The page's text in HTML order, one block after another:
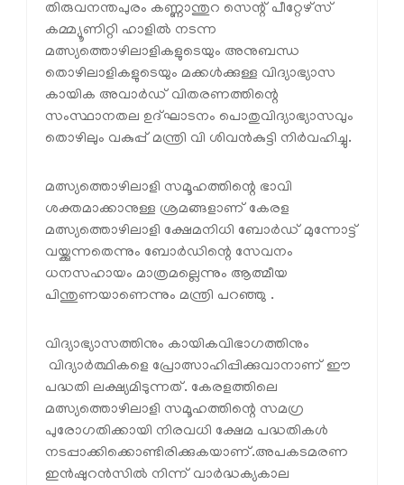
തിരുവനന്തപുരം കണ്ണാന്തുറ സെന്റ് പീറ്റേഴ്‌സ്
കമ്മ്യൂണിറ്റി ഹാളിൽ നടന്ന
മത്സ്യത്തൊഴിലാളികളുടെയും അനുബന്ധ
തൊഴിലാളികളുടെയും മക്കൾക്കുള്ള വിദ്യാഭ്യാസ
കായിക അവാർഡ് വിതരണത്തിന്റെ
സംസ്ഥാനതല ഉദ്ഘാടനം പൊതുവിദ്യാഭ്യാസവും
തൊഴിലും വകുപ്പ് മന്ത്രി വി ശിവൻകുട്ടി നിർവഹിച്ചു.
മത്സ്യത്തൊഴിലാളി സമൂഹത്തിന്റെ ഭാവി
ശക്തമാക്കാനുള്ള ശ്രമങ്ങളാണ് കേരള
മത്സ്യത്തൊഴിലാളി ക്ഷേമനിധി ബോർഡ് മുന്നോട്ട്
വയ്ക്കുന്നതെന്നും ബോർഡിന്റെ സേവനം
ധനസഹായം മാത്രമല്ലെന്നും ആത്മീയ
പിന്തുണയാണെന്നും മന്ത്രി പറഞ്ഞു .
വിദ്യാഭ്യാസത്തിനും കായികവിഭാഗത്തിനും
വിദ്യാർത്ഥികളെ പ്രോത്സാഹിപ്പിക്കുവാനാണ് ഈ
പദ്ധതി ലക്ഷ്യമിടുന്നത്. കേരളത്തിലെ
മത്സ്യത്തൊഴിലാളി സമൂഹത്തിന്റെ സമഗ്ര
പുരോഗതിക്കായി നിരവധി ക്ഷേമ പദ്ധതികൾ
നടപ്പാക്കിക്കൊണ്ടിരിക്കുകയാണ്.അപകടമരണ
ഇൻഷുറൻസിൽ നിന്ന് വാർദ്ധക്യകാല